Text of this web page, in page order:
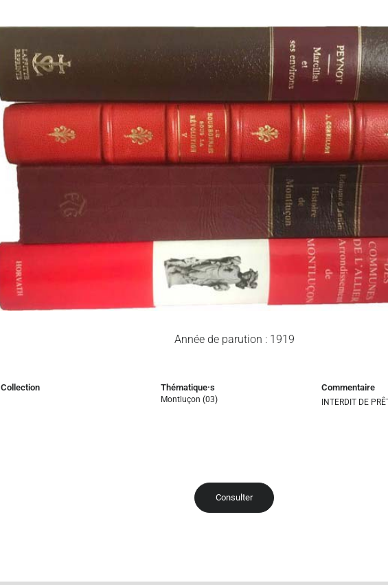
Année de parution : 1919
Collection Thématique·s
Montluçon (03)
Commentaire
INTERDIT DE
Consulter